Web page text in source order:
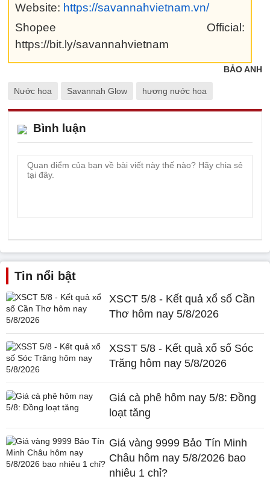
Website: https://savannahvietnam.vn/
Shopee Official:
https://bit.ly/savannahvietnam
BẢO ANH
Nước hoa Savannah Glow hương nước hoa
Bình luận
Tin nổi bật
XSCT 5/8 - Kết quả xổ số Cần
Thơ hôm nay 5/8/2026
XSST 5/8 - Kết quả xổ số Sóc
Trăng hôm nay 5/8/2026
Giá cà phê hôm nay 5/8: Đồng
loạt tăng
Giá vàng 9999 Bảo Tín Minh
Châu hôm nay 5/8/2026 bao
nhiêu 1 chỉ?